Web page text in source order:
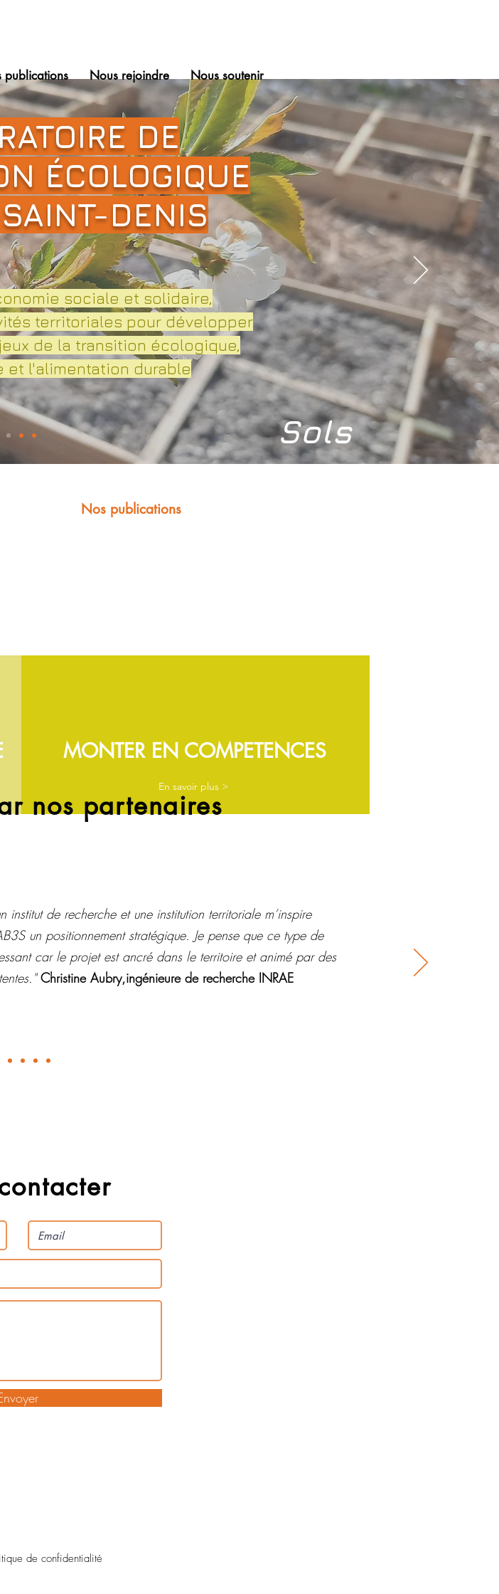
publications Nous rejoindre Nous soutenir
DE
ÉCOLOGIQUE
DENIS
sociale et solidaire,
territoriales pour développer
de la transition écologique,
et l'alimentation durable
Sols
Nos publications
MONTER EN COMPETENCES
En savoir plus >
nos partenaires
institut de recherche et une institution territoriale m’inspire
un positionnement stratégique. Je pense que ce type de
car le projet est ancré dans le territoire et animé par des
Christine Aubry,ingénieure de recherche INRAE
de confidentialité